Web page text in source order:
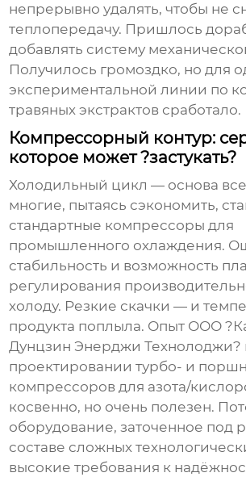
непрерывно удалять, чтобы не
теплопередачу. Пришлось
добавлять систему
Получилось громоздко, но для
экспериментальной линии по
травяных экстрактов сработало.
Компрессорный контур:
которое может ?застукать?
Холодильный цикл — основа
многие, пытаясь сэкономить,
стандартные компрессоры для
промышленного охлаждения.
стабильность и возможность
регулирования
холоду. Резкие скачки — и
продукта поплыла. Опыт ООО
Дунцзин Энерджи Технолоджи?
проектировании турбо- и
компрессоров для азота/
косвенно, но очень полезен.
оборудование, заточенное под
составе сложных
высокие требования к